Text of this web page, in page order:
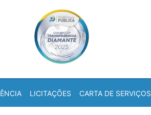
LICITAÇÕES CARTA DE SERVIÇOS